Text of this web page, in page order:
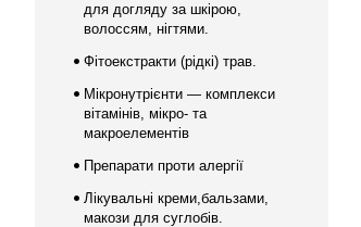
для догляду за шкірою,
волоссям, нігтями.
Фітоекстракти (рідкі) трав.
Мікронутрієнти — комплекси
вітамінів, мікро- та
макроелементів
Препарати проти алергії
Лікувальні креми,бальзами,
макози для суглобів.